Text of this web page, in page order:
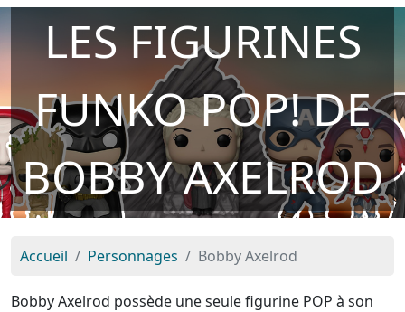
LES FIGURINES
FUNKO POP! DE
BOBBY AXELROD
Accueil Personnages Bobby Axelrod
Bobby Axelrod possède une seule figurine POP à son